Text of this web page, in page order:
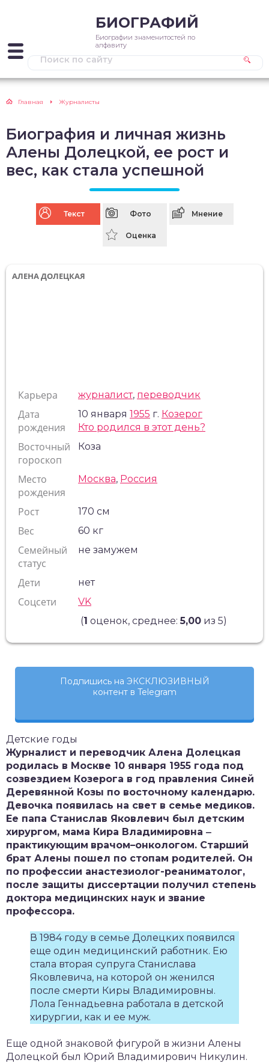
БИОГРАФИЙ
Биографии знаменитостей по
алфавиту
Главная Журналисты
Биография и личная жизнь
Алены Долецкой, ее рост и
вес, как стала успешной
Текст Фото Мнение
Оценка
АЛЕНА ДОЛЕЦКАЯ
Карьера журналист, переводчик
Дата
рождения
10 января 1955 г. Козерог
Кто родился в этот день?
Восточный
гороскоп
Коза
Место
рождения
Москва, Россия
Рост 170 см
Вес 60 кг
Семейный
статус
не замужем
Дети нет
Соцсети
VK
(1 оценок, среднее:5,00 из 5)
Подпишись на ЭКСКЛЮЗИВНЫЙ
контент в Telegram
Детские годы
Журналист и переводчик Алена Долецкая
родилась в Москве 10 января 1955 года под
созвездием Козерога в год правления Синей
Деревянной Козы по восточному календарю.
Девочка появилась на свет в семье медиков.
Ее папа Станислав Яковлевич был детским
хирургом, мама Кира Владимировна ‒
практикующим врачом–онкологом. Старший
брат Алены пошел по стопам родителей. Он
по профессии анастезиолог-реаниматолог,
после защиты диссертации получил степень
доктора медицинских наук и звание
профессора.
В 1984 году в семье Долецких появился
еще один медицинский работник. Ею
стала вторая супруга Станислава
Яковлевича, на которой он женился
после смерти Киры Владимировны.
Лола Геннадьевна работала в детской
хирургии, как и ее муж.
Еще одной знаковой фигурой в жизни Алены
Долецкой был Юрий Владимирович Никулин.